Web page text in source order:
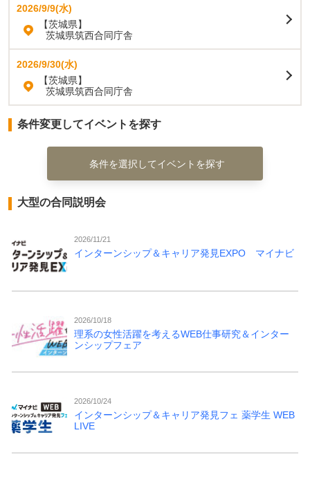
2026/9/9(水)
【茨城県】
茨城県筑西合同庁舎
2026/9/30(水)
【茨城県】
茨城県筑西合同庁舎
条件変更してイベントを探す
条件を選択してイベントを探す
大型の合同説明会
2026/11/21
インターンシップ＆キャリア発見EXPO マイナビ
2026/10/18
理系の女性活躍を考えるWEB仕事研究＆インター
ンシップフェア
2026/10/24
インターンシップ＆キャリア発見フェ 薬学生 WEB
LIVE